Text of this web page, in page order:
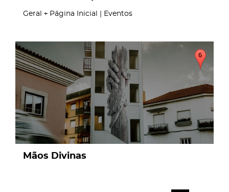
Geral Página Inicial | Eventos
page
Mãos Divinas